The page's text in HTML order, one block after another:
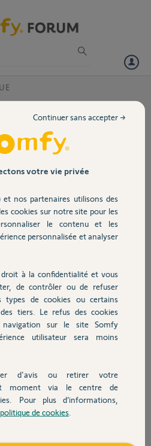
souhaite faire désactiver ma box
fil de discussion
de votre compte, le nouveau propriétaire
votre vie privée
et nos partenaires utilisons des
cookies sur notre site pour les
le contenu et les
personnalisée et analyser
à la confidentialité et vous
de contrôler ou de refuser
types de cookies ou certains
tiers. Le refus des cookies
navigation sur le site Somfy
utilisateur sera moins
d'avis ou retirer votre
moment via le centre de
Pour plus d’informations,
politique de cookies
Continuer sans accepter →